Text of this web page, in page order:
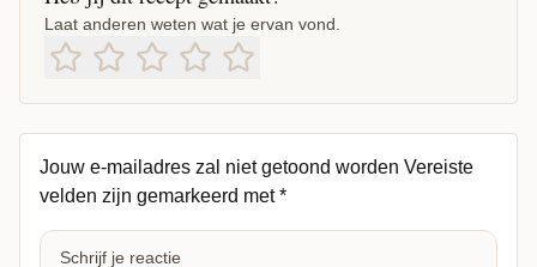
Laat anderen weten wat je ervan vond.
Jouw e-mailadres zal niet getoond worden Vereiste
velden zijn gemarkeerd met*